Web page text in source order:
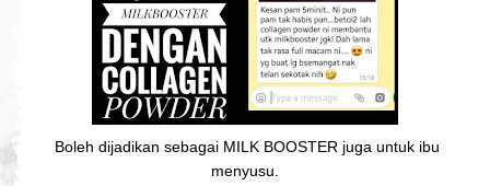
Boleh dijadikan sebagai MILK BOOSTER juga untuk ibu
menyusu.